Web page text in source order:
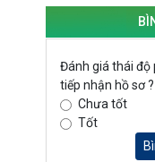
TRONG THANH
PẮC
NHỒI
NHÌN LẠI
ĐẮK LẮK GIAI
KHAI MẠC
Đánh giá thái độ
tiếp nhận hồ sơ ?
Chưa tốt
Tốt